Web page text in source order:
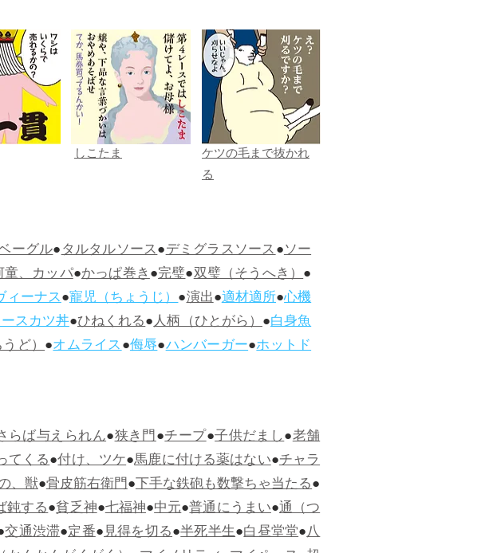
しこたま
ケツの毛まで抜かれ
る
ーグル●タルタルソース●デミグラスソース●ソー
童、カッパ●かっぱ巻き●完璧●双璧（そうへき）●
ィーナス●寵児（ちょうじ）●演出●適材適所●心機
スカツ丼●ひねくれる●人柄（ひとがら）●白身魚
ど）●オムライス●侮辱●ハンバーガー●ホットド
らば与えられん●狭き門●チープ●子供だまし●老舗
てくる●付け、ツケ●馬鹿に付ける薬はない●チャラ
、獣●骨皮筋右衛門●下手な鉄砲も数撃ちゃ当たる●
鈍する●貧乏神●七福神●中元●普通にうまい●通（つ
交通渋滞●定番●見得を切る●半死半生●白昼堂堂●八